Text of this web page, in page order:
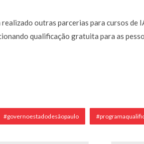
outras parcerias para cursos de
qualificação gratuita para as
#governoestadodesãopaulo